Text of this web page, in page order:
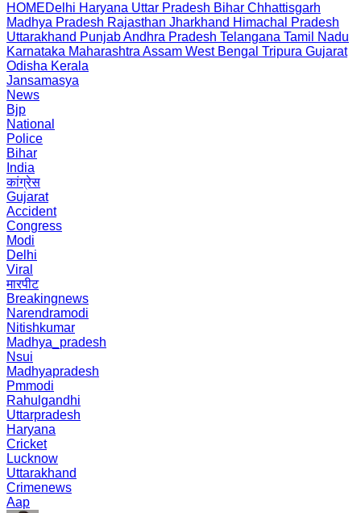
HOMEDelhi Haryana Uttar Pradesh Bihar Chhattisgarh
Madhya Pradesh Rajasthan Jharkhand Himachal Pradesh
Uttarakhand PunjabAndhra Pradesh Telangana Tamil Nadu
Karnataka Maharashtra Assam West Bengal Tripura Gujarat
Odisha Kerala
Jansamasya
News
Bjp
National
Police
Bihar
India
कांग्रेस
Gujarat
Accident
Congress
Modi
Delhi
Viral
मारपीट
Breakingnews
Narendramodi
Nitishkumar
Madhya_pradesh
Nsui
Madhyapradesh
Pmmodi
Rahulgandhi
Uttarpradesh
Haryana
Cricket
Lucknow
Uttarakhand
Crimenews
Aap